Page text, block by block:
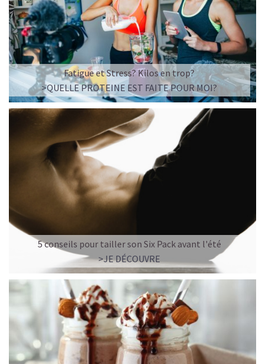
Imaginez un caramel fondant qui se mêle à un café
frappé crémeux, sans sucre raffiné et boosté en
protéines végétales.
C’est la boisson plaisir par excellence — celle qui
réconcilie dessert glacé et nutrition.
Résultat : un corps rassasié, une énergie durable, et zéro
fringale. Pour les gourmands qui veulent se faire plaisir
sans sacrifier leurs objectifs.
Découvrir le Café frappé au Caramel Protéiné
🍫 MOCHA GLACÉ PROTÉINÉ
Fatigue et Stress? Kilos en trop?
>QUELLE PROTEINE EST FAITE POUR MOI?
5 conseils pour tailler son Six Pack avant l'été
>JE DÉCOUVRE